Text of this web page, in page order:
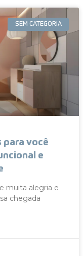
SEM CATEGORIA
para você
e
muita alegria e
chegada